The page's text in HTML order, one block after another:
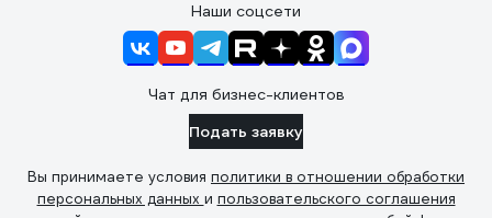
Наши соцсети
Чат для бизнес-клиентов
Подать заявку
Вы принимаете условия политики в отношении обработки
персональных данных и пользовательского соглашения